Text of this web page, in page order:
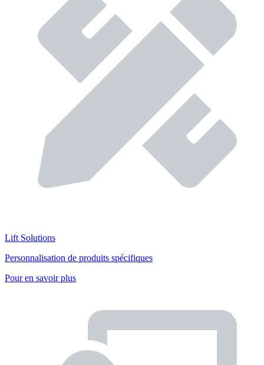
Lift Solutions
Personnalisation de produits spécifiques
Pour en savoir plus